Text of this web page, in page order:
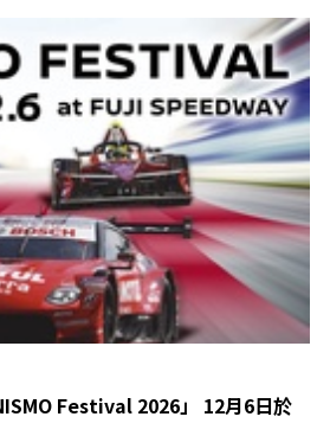
Festival 2026」 12月6日於